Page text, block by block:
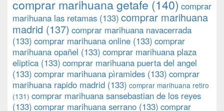
comprar marihuana getafe (140) comprar
marihuana las retamas (133) comprar marihuana
madrid (137) comprar marihuana navacerrada
(133) comprar marihuana online (133) comprar
marihuana opañel (133) comprar marihuana plaza
eliptica (133) comprar marihuana puerta del angel
(133) comprar marihuana pìramides (133) comprar
marihuana rapido madrid (133) comprar marihuana retiro
(131) comprar marihuana sansebastian de los reyes
(133) comprar marihuana serrano (133) comprar